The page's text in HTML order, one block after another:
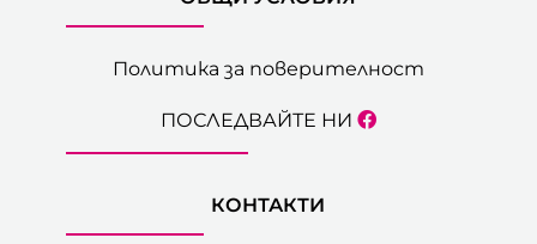
Политика за поверителност
ПОСЛЕДВАЙТЕ НИ
КОНТАКТИ